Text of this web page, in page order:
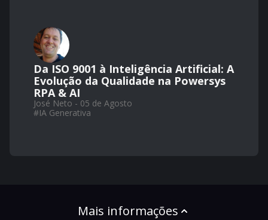
Da ISO 9001 à Inteligência Artificial: A
Evolução da Qualidade na Powersys
RPA & AI
José Neto - 05 de Agosto
#IA Generativa
Mais informações